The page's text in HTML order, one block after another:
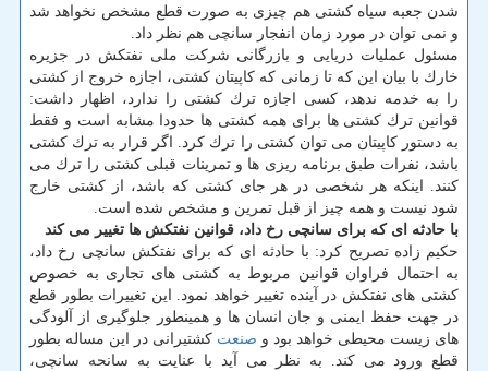
شدن جعبه سیاه كشتی هم چیزی به صورت قطع مشخص نخواهد شد
و نمی توان در مورد زمان انفجار سانچی هم نظر داد.
مسئول عملیات دریایی و بازرگانی شركت ملی نفتكش در جزیره
خارك با بیان این كه تا زمانی كه كاپیتان كشتی، اجازه خروج از كشتی
را به خدمه ندهد، كسی اجازه ترك كشتی را ندارد، اظهار داشت:
قوانین ترك كشتی ها برای همه كشتی ها حدودا مشابه است و فقط
به دستور كاپیتان می توان كشتی را ترك كرد. اگر قرار به ترك كشتی
باشد، نفرات طبق برنامه ریزی ها و تمرینات قبلی كشتی را ترك می
كنند. اینكه هر شخصی در هر جای كشتی كه باشد، از كشتی خارج
شود نیست و همه چیز از قبل تمرین و مشخص شده است.
با حادثه ای كه برای سانچی رخ داد، قوانین نفتكش ها تغییر می كند
حكیم زاده تصریح كرد: با حادثه ای كه برای نفتكش سانچی رخ داد،
به احتمال فراوان قوانین مربوط به كشتی های تجاری به خصوص
كشتی های نفتكش در آینده تغییر خواهد نمود. این تغییرات بطور قطع
در جهت حفظ ایمنی و جان انسان ها و همینطور جلوگیری از آلودگی
های زیست محیطی خواهد بود و صنعت كشتیرانی در این مساله بطور
قطع ورود می كند. به نظر می آید با عنایت به سانحه سانچی،